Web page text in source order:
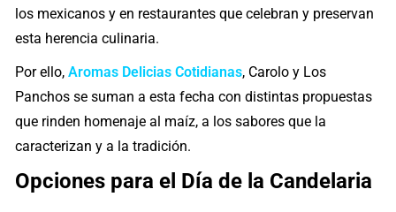
los mexicanos y en restaurantes que celebran y preservan
esta herencia culinaria.
Por ello,Aromas Delicias Cotidianas, Carolo y Los
Panchos se suman a esta fecha con distintas propuestas
que rinden homenaje al maíz, a los sabores que la
caracterizan y a la tradición.
Opciones para el Día de la Candelaria